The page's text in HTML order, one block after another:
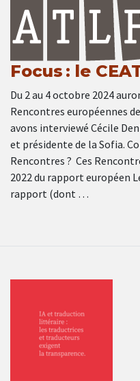
Focus : le
Du 2 au 4 octobre 2024
Rencontres européennes
avons interviewé Cécile
et présidente de la Sofia.
Rencontres ? Ces
2022 du rapport européen
rapport (dont …